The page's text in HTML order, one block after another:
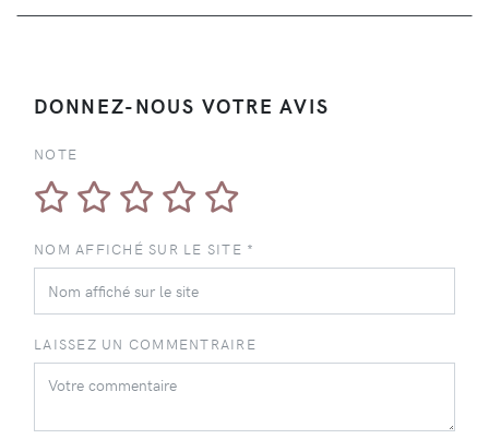
DONNEZ-NOUS VOTRE AVIS
NOTE
NOM AFFICHÉ SUR LE SITE *
LAISSEZ UN COMMENTRAIRE